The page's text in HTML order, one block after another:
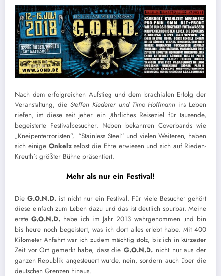
Nach dem erfolgreichen Aufstieg und dem brachialen Erfolg der
Veranstaltung, die Steffen Kiederer und Timo Hoffmann ins Leben
riefen, ist diese seit jeher ein jährliches Reiseziel für tausende,
begeisterte Festivalbesucher. Neben bekannten Coverbands wie
„Kneipenterroristen”, “Stainless Steel“ und vielen Weiteren, haben
sich einige Onkelz selbst die Ehre erwiesen und sich auf Rieden-
Kreuth´s größter Bühne präsentiert.
Mehr als nur ein Festival!
DieG.O.N.D. ist nicht nur ein Festival. Für viele Besucher gehört
diese einfach zum Leben dazu und das ist deutlich spürbar. Meine
ersteG.O.N.D. habe ich im Jahr 2013 wahrgenommen und bin
bis heute noch begeistert, was ich dort alles erlebt habe. Mit 400
Kilometer Anfahrt war ich zudem mächtig stolz, bis ich in kürzester
Zeit vor Ort gemerkt habe, dass dieG.O.N.D. nicht nur aus der
ganzen Republik angesteuert wurde, nein, sondern auch über die
deutschen Grenzen hinaus.